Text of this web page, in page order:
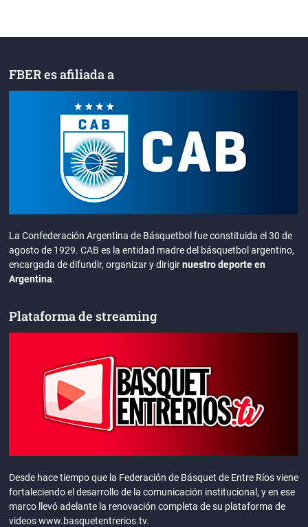
FBER es afiliada a
La Confederación Argentina de Básquetbol fue constituida el 30 de
agosto de 1929. CAB es la entidad madre del básquetbol argentino,
encargada de difundir, organizar y dirigirnuestro deporte en
Argentina.
Plataforma de streaming
Desde hace tiempo que la Federación de Básquet de Entre Ríos viene
fortaleciendo el desarrollo de la comunicación institucional, y en ese
marco llevó adelante la renovación completa de su plataforma de
videos www.basquetentrerios.tv.